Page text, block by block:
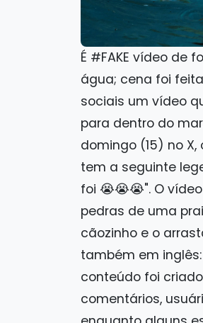
É #FAKE vídeo de
água; cena foi
sociais um vídeo
para dentro do
domingo (15) no
tem a seguinte
foi 😭😭😭". O
pedras de uma
cãozinho e o
também em
conteúdo foi
comentários,